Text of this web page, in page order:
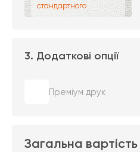
стандартного
3. Додаткові опції
Преміум друк
Загальна вартість